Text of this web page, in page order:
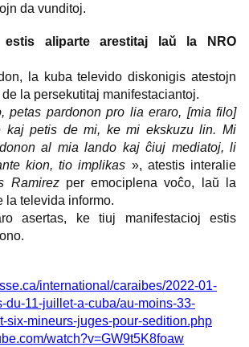
da vunditoj.
estis aliparte arestitaj laŭ la NRO
la kuba televido diskonigis atestojn
la persekutitaj manifestaciantoj.
petas pardonon pro lia eraro, [mia filo]
kaj petis de mi, ke mi ekskuzu lin. Mi
al mia lando kaj ĉiuj mediatoj, li
kion, tio implikas », atestis interalie
Ramirezper emociplena voĉo, laŭ la
la televida informo.
asertas, ke tiuj manifestacioj estis
international/caraibes/2022-01-
du-11-juillet-a-cuba/au-moins-33-
six-mineurs-juges-pour-sedition.php
watch?v=GW9t5K8foaw